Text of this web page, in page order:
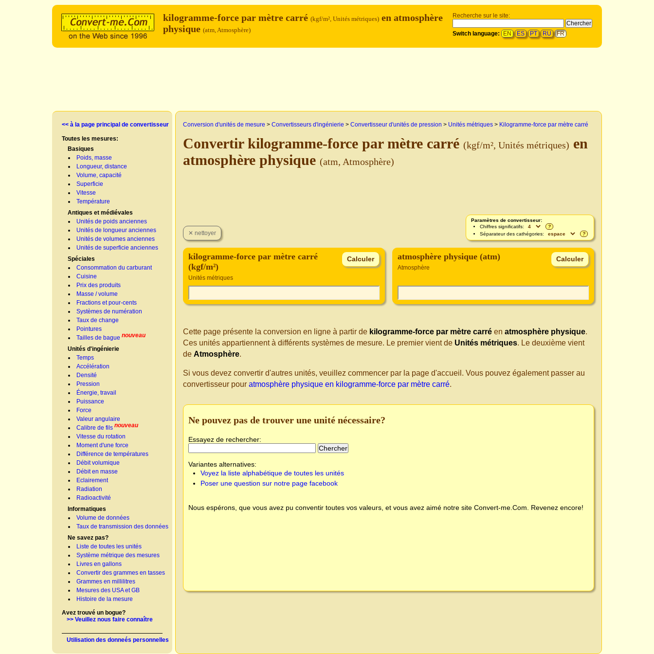
Recherche sur le site:
Switch language: EN ES PT RU FR
kilogramme-force par mètre carré (kgf/m², Unités métriques) en atmosphère
physique (atm, Atmosphère)
<< à la page principal de convertisseur
Toutes les mesures:
Basiques
Poids, masse
Longueur, distance
Volume, capacité
Superficie
Vitesse
Température
Antiques et médiévales
Unités de poids anciennes
Unités de longueur anciennes
Unités de volumes anciennes
Unités de superficie anciennes
Spéciales
Consommation du carburant
Cuisine
Prix des produits
Masse / volume
Fractions et pour-cents
Systèmes de numération
Taux de change
Pointures
Tailles de bague nouveau
Unités d'ingénierie
Temps
Accélération
Densité
Pression
Énergie, travail
Puissance
Force
Valeur angulaire
Calibre de fils nouveau
Vitesse du rotation
Moment d'une force
Différence de températures
Débit volumique
Débit en masse
Eclairement
Radiation
Radioactivité
Informatiques
Volume de données
Taux de transmission des données
Ne savez pas?
Liste de toutes les unités
Système métrique des mesures
Livres en gallons
Convertir des grammes en tasses
Grammes en millilitres
Mesures des USA et GB
Histoire de la mesure
Avez trouvé un bogue?
>> Veuillez nous faire connaître
Utilisation des donneés personnelles
Conversion d'unités de mesure > Convertisseurs d'ingénierie > Convertisseur d'unités de pression > Unités métriques > Kilogramme-force par mètre carré
Convertir kilogramme-force par mètre carré (kgf/m², Unités métriques) en
atmosphère physique (atm, Atmosphère)
Paramètres de convertisseur:
Chiffres significatifs:
?
Séparateur des cathégories:
?
kilogramme-force par mètre carré
(kgf/m²)
Unités métriques
atmosphère physique (atm)
Atmosphère
Cette page présente la conversion en ligne à partir de kilogramme-force par mètre carré en atmosphère physique.
Ces unités appartiennent à différents systèmes de mesure. Le premier vient de Unités métriques. Le deuxième vient
de Atmosphère.
Si vous devez convertir d'autres unités, veuillez commencer par la page d'accueil. Vous pouvez également passer au
convertisseur pour atmosphère physique en kilogramme-force par mètre carré.
Ne pouvez pas de trouver une unité nécessaire?
Essayez de rechercher:
Variantes alternatives:
Voyez la liste alphabétique de toutes les unités
Poser une question sur notre page facebook
Nous espérons, que vous avez pu conventir toutes vos valeurs, et vous avez aimé notre site Convert-me.Com . Revenez encore!